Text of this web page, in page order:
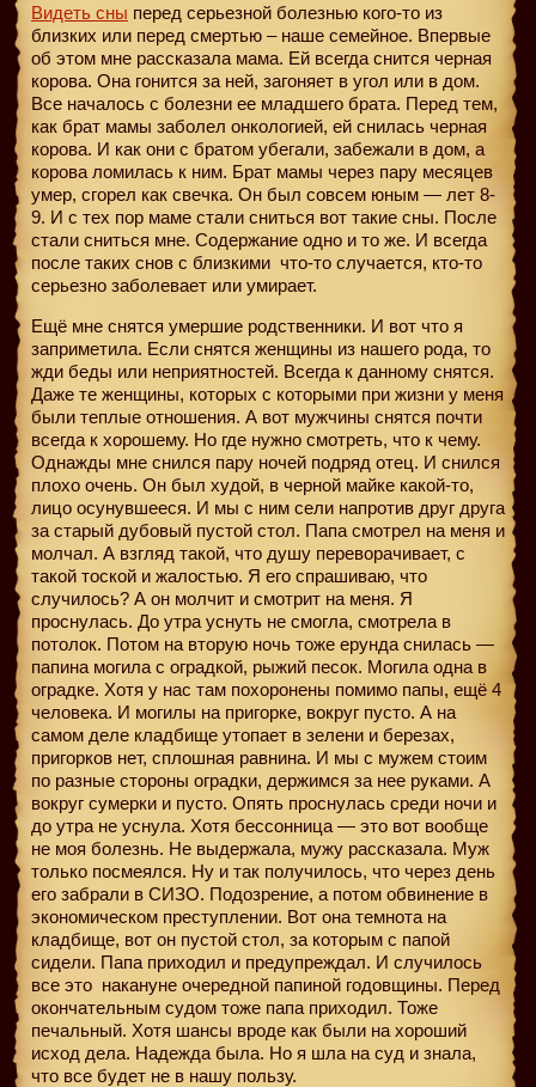
Видеть сны перед серьезной болезнью кого-то из
близких или перед смертью – наше семейное. Впервые
об этом мне рассказала мама. Ей всегда снится черная
корова. Она гонится за ней, загоняет в угол или в дом.
Все началось с болезни ее младшего брата. Перед тем,
как брат мамы заболел онкологией, ей снилась черная
корова. И как они с братом убегали, забежали в дом, а
корова ломилась к ним. Брат мамы через пару месяцев
умер, сгорел как свечка. Он был совсем юным — лет 8-
9. И с тех пор маме стали сниться вот такие сны. После
стали сниться мне. Содержание одно и то же. И всегда
после таких снов с близкими что-то случается, кто-то
серьезно заболевает или умирает.
Ещё мне снятся умершие родственники. И вот что я
заприметила. Если снятся женщины из нашего рода, то
жди беды или неприятностей. Всегда к данному снятся.
Даже те женщины, которых с которыми при жизни у меня
были теплые отношения. А вот мужчины снятся почти
всегда к хорошему. Но где нужно смотреть, что к чему.
Однажды мне снился пару ночей подряд отец. И снился
плохо очень. Он был худой, в черной майке какой-то,
лицо осунувшееся. И мы с ним сели напротив друг друга
за старый дубовый пустой стол. Папа смотрел на меня и
молчал. А взгляд такой, что душу переворачивает, с
такой тоской и жалостью. Я его спрашиваю, что
случилось? А он молчит и смотрит на меня. Я
проснулась. До утра уснуть не смогла, смотрела в
потолок. Потом на вторую ночь тоже ерунда снилась —
папина могила с оградкой, рыжий песок. Могила одна в
оградке. Хотя у нас там похоронены помимо папы, ещё 4
человека. И могилы на пригорке, вокруг пусто. А на
самом деле кладбище утопает в зелени и березах,
пригорков нет, сплошная равнина. И мы с мужем стоим
по разные стороны оградки, держимся за нее руками. А
вокруг сумерки и пусто. Опять проснулась среди ночи и
до утра не уснула. Хотя бессонница — это вот вообще
не моя болезнь. Не выдержала, мужу рассказала. Муж
только посмеялся. Ну и так получилось, что через день
его забрали в СИЗО. Подозрение, а потом обвинение в
экономическом преступлении. Вот она темнота на
кладбище, вот он пустой стол, за которым с папой
сидели. Папа приходил и предупреждал. И случилось
все это накануне очередной папиной годовщины. Перед
окончательным судом тоже папа приходил. Тоже
печальный. Хотя шансы вроде как были на хороший
исход дела. Надежда была. Но я шла на суд и знала,
что все будет не в нашу пользу.